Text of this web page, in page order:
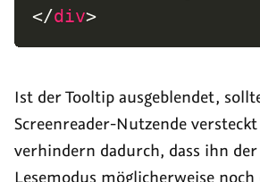
</div>
Ist der Tooltip ausgeblendet,
Screenreader-Nutzende versteckt
verhindern dadurch, dass ihn der
Lesemodus möglicherweise